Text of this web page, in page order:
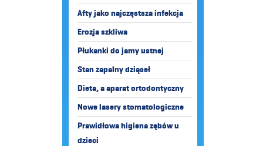
Afty jako najczęstsza infekcja
Erozja szkliwa
Płukanki do jamy ustnej
Stan zapalny dziąseł
Dieta, a aparat ortodontyczny
Nowe lasery stomatologiczne
Prawidłowa higiena zębów u
dzieci